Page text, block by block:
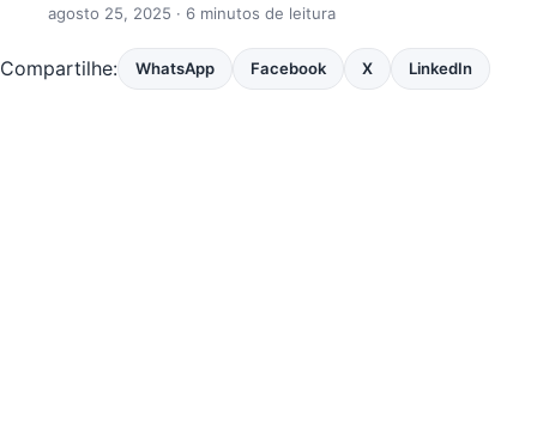
agosto 25, 2025 · 6 minutos de leitura
Compartilhe: WhatsApp Facebook X LinkedIn